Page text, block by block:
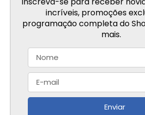
incríveis, promoções
programação completa do
mais.
Enviar